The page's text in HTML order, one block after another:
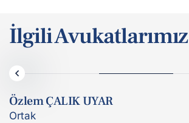
İlgili Avukatlarımız
Özlem ÇALIK UYAR
Ortak